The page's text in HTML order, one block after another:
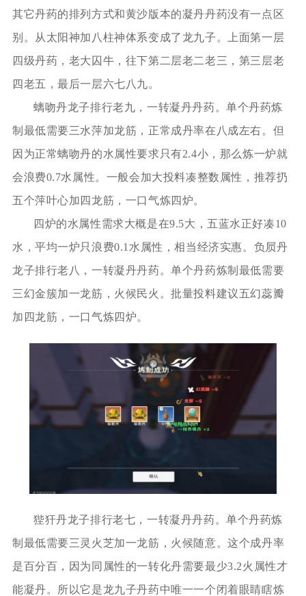
其它丹药的排列方式和黄沙版本的凝丹丹药没有一点区
别。从太阳神加八柱神体系变成了龙九子。上面第一层
四级丹药，老大囚牛，往下第二层老二老三，第三层老
四老五，最后一层六七八九。
螭吻丹龙子排行老九，一转凝丹丹药。单个丹药炼
制最低需要三水萍加龙筋，正常成丹率在八成左右。但
因为正常螭吻丹的水属性要求只有2.4小，那么炼一炉就
会浪费0.7水属性。一般会加大投料凑整数属性，推荐扔
五个萍叶心加四龙筋，一口气炼四炉。
四炉的水属性需求大概是在9.5大，五蓝水正好凑10
水，平均一炉只浪费0.1水属性，相当经济实惠。负屃丹
龙子排行老八，一转凝丹丹药。单个丹药炼制最低需要
三幻金簇加一龙筋，火候民火。批量投料建议五幻蕊瓣
加四龙筋，一口气炼四炉。
狴犴丹龙子排行老七，一转凝丹丹药。单个丹药炼
制最低需要三灵火芝加一龙筋，火候随意。这个成丹率
是百分百，因为同属性的一转化丹需要最少3.2火属性才
能凝丹。所以它是龙九子丹药中唯一一个闭着眼睛瞎炼